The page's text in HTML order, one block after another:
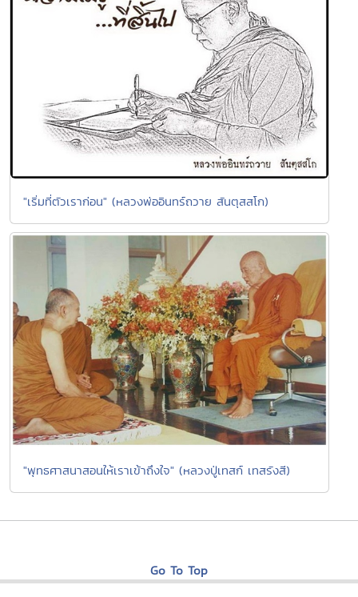
"เริ่มที่ตัวเราก่อน" (หลวงพ่ออินทร์ถวาย สันตุสสโก)
"พุทธศาสนาสอนให้เราเข้าถึงใจ" (หลวงปู่เทสก์ เทสรังสี)
Go To Top